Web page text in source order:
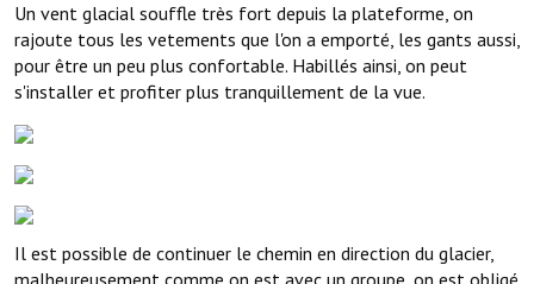
Un vent glacial souffle très fort depuis la plateforme, on
rajoute tous les vetements que l'on a emporté, les gants aussi,
pour être un peu plus confortable. Habillés ainsi, on peut
s'installer et profiter plus tranquillement de la vue.
Il est possible de continuer le chemin en direction du glacier,